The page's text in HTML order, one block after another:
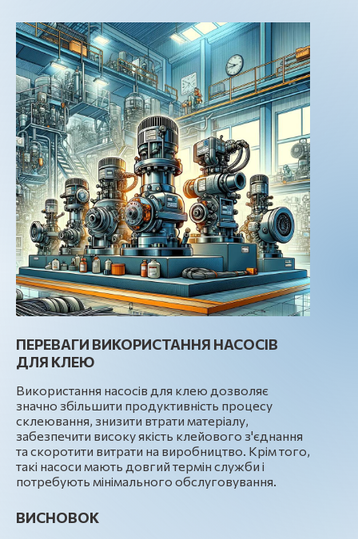
ПЕРЕВАГИ ВИКОРИСТАННЯ НАСОСІВ
ДЛЯ КЛЕЮ
Використання насосів для клею дозволяє
значно збільшити продуктивність процесу
склеювання, знизити втрати матеріалу,
забезпечити високу якість клейового з'єднання
та скоротити витрати на виробництво. Крім того,
такі насоси мають довгий термін служби і
потребують мінімального обслуговування.
ВИСНОВОК